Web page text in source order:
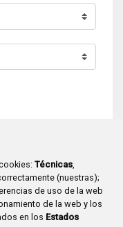
Técnicas,
(nuestras);
de uso de la web
de la web y los
en los Estados
BURGOS
C